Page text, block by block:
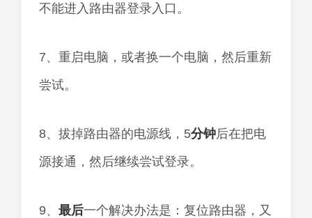
不能进入路由器登录入口。
7、重启电脑，或者换一个电脑，然后重新
尝试。
8、拔掉路由器的电源线，5分钟后在把电
源接通，然后继续尝试登录。
9、 最后一个解决办法是：复位路由器，又